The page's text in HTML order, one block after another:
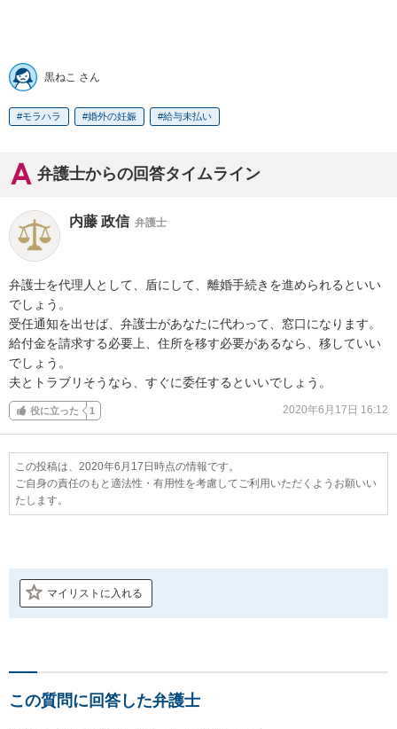
黒ねこ さん
モラハラ 婚外の妊娠 給与未払い
弁護士からの回答タイムライン
内藤 政信 弁護士
弁護士を代理人として、盾にして、離婚手続きを進められるといい
でしょう。
受任通知を出せば、弁護士があなたに代わって、窓口になります。
給付金を請求する必要上、住所を移す必要があるなら、移していい
でしょう。
夫とトラブリそうなら、すぐに委任するといいでしょう。
役に立った 1 2020年6月17日 16:12
この投稿は、2020年6月17日時点の情報です。
ご自身の責任のもと適法性・有用性を考慮してご利用いただくようお願いい
たします。
マイリストに入れる
この質問に回答した弁護士